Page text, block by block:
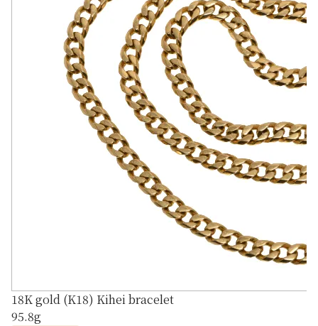
18K gold (K18) Kihei bracelet
95.8g